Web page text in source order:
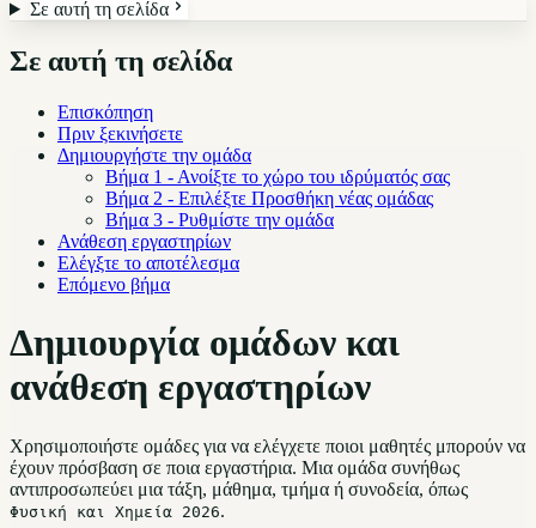
Σε αυτή τη σελίδα
Σε αυτή τη σελίδα
Επισκόπηση
Πριν ξεκινήσετε
Δημιουργήστε την ομάδα
Βήμα 1 - Ανοίξτε το χώρο του ιδρύματός σας
Βήμα 2 - Επιλέξτε Προσθήκη νέας ομάδας
Βήμα 3 - Ρυθμίστε την ομάδα
Ανάθεση εργαστηρίων
Ελέγξτε το αποτέλεσμα
Επόμενο βήμα
Δημιουργία ομάδων και
ανάθεση εργαστηρίων
Χρησιμοποιήστε ομάδες για να ελέγχετε ποιοι μαθητές μπορούν να
έχουν πρόσβαση σε ποια εργαστήρια. Μια ομάδα συνήθως
αντιπροσωπεύει μια τάξη, μάθημα, τμήμα ή συνοδεία, όπως
Φυσική και Χημεία 2026.